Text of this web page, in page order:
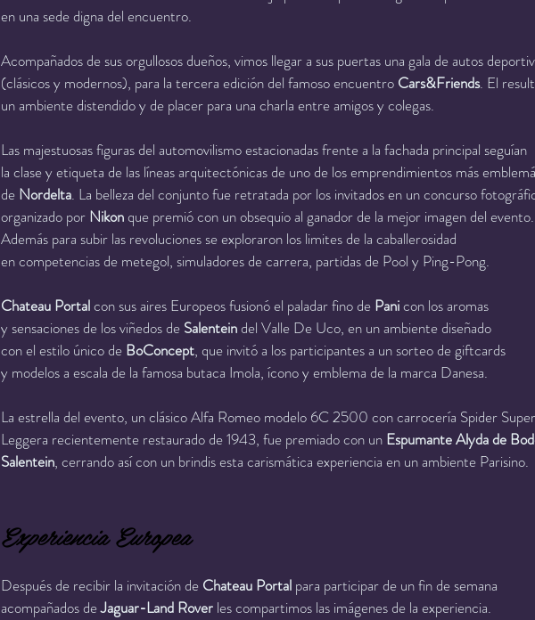
en una sede digna del encuentro.
Acompañados de sus orgullosos dueños, vimos llegar a sus puertas una gala de autos
(clásicos y modernos), para la tercera edición del famoso encuentro Cars&Friends. El
un ambiente distendido y de placer para una charla entre amigos y colegas.
Las majestuosas figuras del automovilismo estacionadas frente a la fachada principal seguían
la clase y etiqueta de las líneas arquitectónicas de uno de los emprendimientos más
de Nordelta. La belleza del conjunto fue retratada por los invitados en un concurso
organizado por Nikon que premió con un obsequio al ganador de la mejor imagen del evento.
Además para subir las revoluciones se exploraron los limites de la caballerosidad
en competencias de metegol, simuladores de carrera, partidas de Pool y Ping-Pong.
Chateau Portal con sus aires Europeos fusionó el paladar fino de Pani con los aromas
y sensaciones de los viñedos de Salentein del Valle De Uco, en un ambiente diseñado
con el estilo único de BoConcept, que invitó a los participantes a un sorteo de giftcards
y modelos a escala de la famosa butaca Imola, ícono y emblema de la marca Danesa.
La estrella del evento, un clásico Alfa Romeo modelo 6C 2500 con carrocería Spider Super
Leggera recientemente restaurado de 1943, fue premiado con un Espumante Alyda de
Salentein, cerrando así con un brindis esta carismática experiencia en un ambiente Parisino.
Experiencia Europea
Después de recibir la invitación de Chateau Portal para participar de un fin de semana
acompañados de Jaguar-Land Rover les compartimos las imágenes de la experiencia.